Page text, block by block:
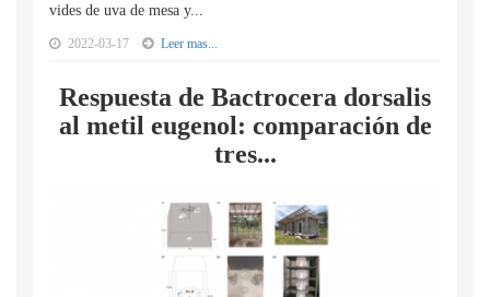
vides de uva de mesa y...
2022-03-17 Leer mas...
Respuesta de Bactrocera dorsalis
al metil eugenol: comparación de
tres...